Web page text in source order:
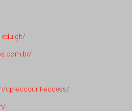
dp-account-access/